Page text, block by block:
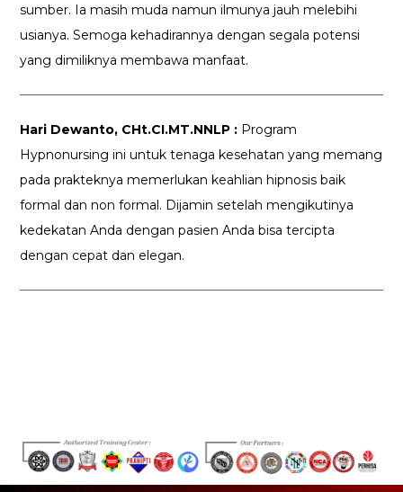
sumber. Ia masih muda namun ilmunya jauh melebihi
usianya. Semoga kehadirannya dengan segala potensi
yang dimiliknya membawa manfaat.
Hari Dewanto, CHt.CI.MT.NNLP : Program
Hypnonursing ini untuk tenaga kesehatan yang memang
pada prakteknya memerlukan keahlian hipnosis baik
formal dan non formal. Dijamin setelah mengikutinya
kedekatan Anda dengan pasien Anda bisa tercipta
dengan cepat dan elegan.